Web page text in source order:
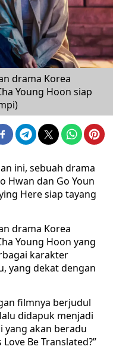
drama Korea
Young Hoon siap
ini, sebuah drama
Hwan dan Go Youn
Here siap tayang
drama Korea
Young Hoon yang
karakter
yang dekat dengan
filmnya berjudul
didapuk menjadi
yang akan beradu
Be Translated?”